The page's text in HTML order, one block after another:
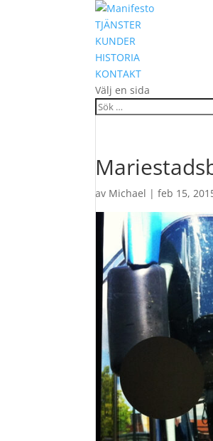
TJÄNSTER
KUNDER
HISTORIA
KONTAKT
Välj en sida
av Michael |feb 15,